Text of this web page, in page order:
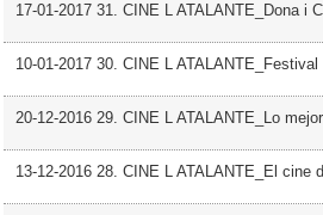
17-01-2017 31. CINE L ATALANTE_Dona i
10-01-2017 30. CINE L
20-12-2016 29. CINE L ATALANTE_Lo
13-12-2016 28. CINE L ATALANTE_El cine